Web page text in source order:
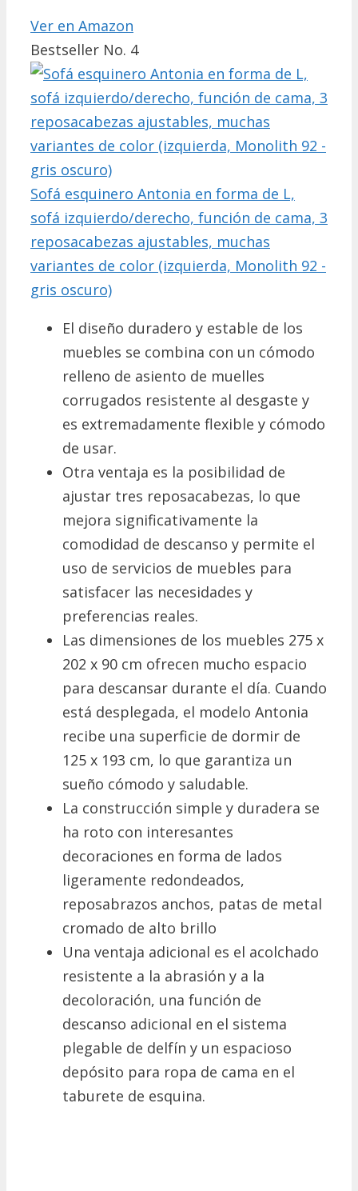
Ver en Amazon
Bestseller No. 4
Sofá esquinero Antonia en forma de L,
sofá izquierdo/derecho, función de cama, 3
reposacabezas ajustables, muchas
variantes de color (izquierda, Monolith 92 -
gris oscuro)
El diseño duradero y estable de los
muebles se combina con un cómodo
relleno de asiento de muelles
corrugados resistente al desgaste y
es extremadamente flexible y cómodo
de usar.
Otra ventaja es la posibilidad de
ajustar tres reposacabezas, lo que
mejora significativamente la
comodidad de descanso y permite el
uso de servicios de muebles para
satisfacer las necesidades y
preferencias reales.
Las dimensiones de los muebles 275 x
202 x 90 cm ofrecen mucho espacio
para descansar durante el día. Cuando
está desplegada, el modelo Antonia
recibe una superficie de dormir de
125 x 193 cm, lo que garantiza un
sueño cómodo y saludable.
La construcción simple y duradera se
ha roto con interesantes
decoraciones en forma de lados
ligeramente redondeados,
reposabrazos anchos, patas de metal
cromado de alto brillo
Una ventaja adicional es el acolchado
resistente a la abrasión y a la
decoloración, una función de
descanso adicional en el sistema
plegable de delfín y un espacioso
depósito para ropa de cama en el
taburete de esquina.